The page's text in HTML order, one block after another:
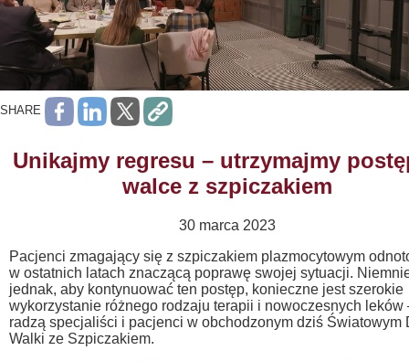
SHARE
Unikajmy regresu – utrzymajmy
walce z szpiczakiem
30 marca 2023
Pacjenci zmagający się z szpiczakiem plazmocytowym
w ostatnich latach znaczącą poprawę swojej sytuacji.
jednak, aby kontynuować ten postęp, konieczne jest szerokie
wykorzystanie różnego rodzaju terapii i nowoczesnych leków
radzą specjaliści i pacjenci w obchodzonym dziś Światowym
Walki ze Szpiczakiem.